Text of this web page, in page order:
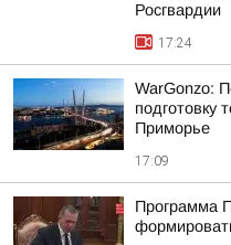
Росгвардии
17:24
WarGonzo:
подготовку
Приморье
17:09
Программа